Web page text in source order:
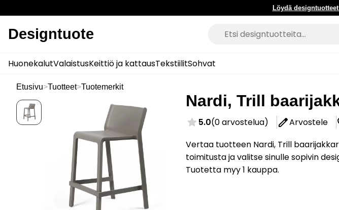
Löydä
Designtuote
HuonekalutValaistusKeittiö ja kattausTekstiilitSohvat
Etusivu>Tuotteet>Tuotemerkit
Nardi, Trill
5.0(0 arvostelua) Arvostele
Vertaa tuotteen Nardi, Trill
toimitusta ja valitse sinulle sopivin
Tuotetta myy 1 kauppa.